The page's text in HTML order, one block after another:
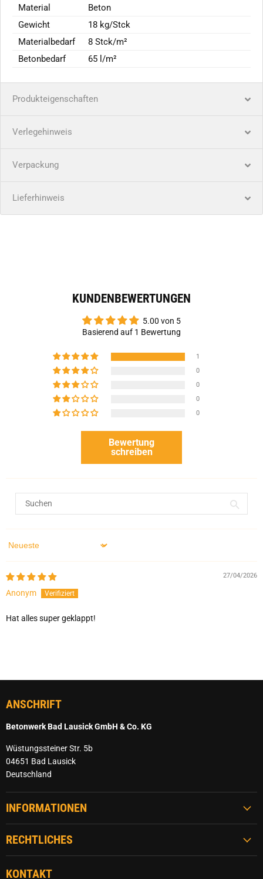
Material
Beton
Gewicht
18 kg/Stck
Materialbedarf
8 Stck/m²
Betonbedarf
65 l/m²
Produkteigenschaften
Verlegehinweis
Verpackung
Lieferhinweis
KUNDENBEWERTUNGEN
5.00 von 5
Basierend auf 1 Bewertung
1
0
0
0
0
Bewertung
schreiben
Sort by
27/04/2026
Anonym
Hat alles super geklappt!
ANSCHRIFT
Betonwerk Bad Lausick GmbH & Co. KG
Wüstungssteiner Str. 5b
04651 Bad Lausick
Deutschland
INFORMATIONEN
RECHTLICHES
KONTAKT